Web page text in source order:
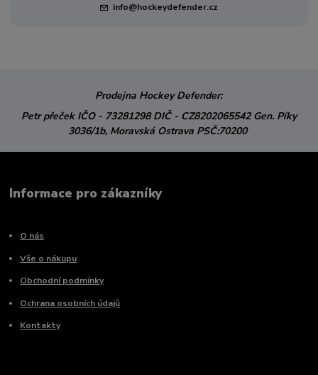
info@hockeydefender.cz
Prodejna Hockey Defender:
Petr přeček IČO - 73281298DIČ - CZ8202065542 Gen. Píky
3036/1b, Moravská Ostrava PSČ:70200
Informace pro zákazníky
O nás
Vše o nákupu
Obchodní podmínky
Ochrana osobních údajů
Kontakty